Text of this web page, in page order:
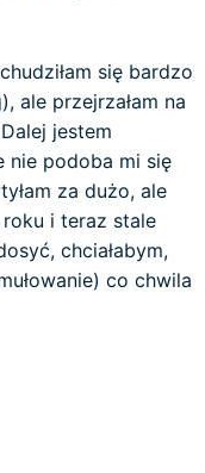
się bardzo
ale przejrzałam na
jestem
nie podoba mi się
za dużo, ale
roku i teraz stale
chciałabym,
co chwila